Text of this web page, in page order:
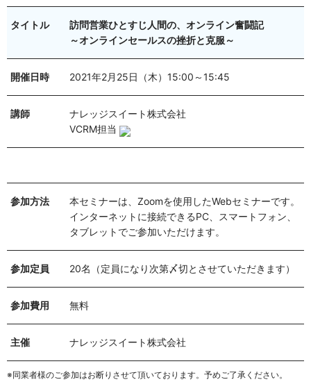
タイトル
訪問営業ひとすじ人間の、オンライン奮闘記
～オンラインセールスの挫折と克服～
開催日時 2021年2月25日（木）15:00～15:45
講師
ナレッジスイート株式会社
VCRM担当
参加方法
本セミナーは、Zoomを使用したWebセミナーです。
インターネットに接続できるPC、スマートフォン、
タブレットでご参加いただけます。
参加定員 20名（定員になり次第〆切とさせていただきます）
参加費用 無料
主催 ナレッジスイート株式会社
※同業者様のご参加はお断りさせて頂いております。予めご了承ください。